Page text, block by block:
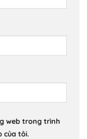
web trong trình
của tôi.